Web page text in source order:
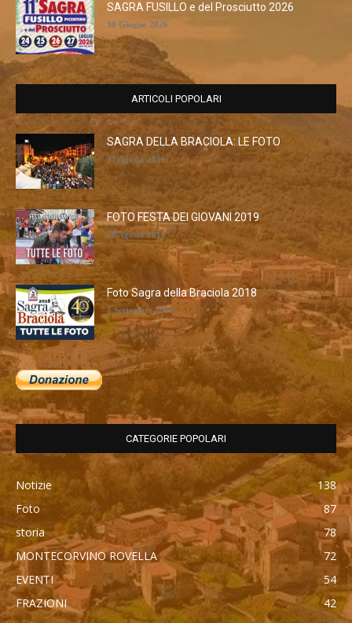
SAGRA FUSILLO e del Prosciutto 2026
30 Giugno 2026
ARTICOLI POPOLARI
SAGRA DELLA BRACIOLA: LE FOTO
31 Agosto 2016
FOTO FESTA DEI GIOVANI 2019
28 Agosto 2019
Foto Sagra della Braciola 2018
1 Settembre 2018
CATEGORIE POPOLARI
Notizie
138
Foto
87
storia
78
MONTECORVINO ROVELLA
72
EVENTI
54
FRAZIONI
42